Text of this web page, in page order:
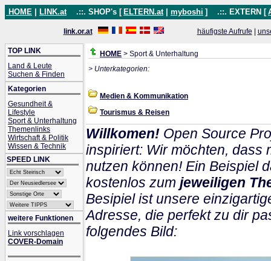
HOME LINK.at .::. SHOP's [ ELTERN.at myboshi ] .::. EXTERN [
link.or.at häufigste Aufrufe
TOP LINK
Land & Leute
Suchen & Finden
Kategorien
Gesundheit &
Lifestyle
Sport & Unterhaltung
Themenlinks
Wirtschaft & Politik
Wissen & Technik
SPEED LINK
weitere Funktionen
Link vorschlagen
COVER-Domain
HOME > Sport & Unterhaltung
> Unterkategorien:
Medien & Kommunikation
Tourismus & Reisen
Willkomen! Open Source
inspiriert: Wir möchten, dass
nutzen können! Ein Beispiel
kostenlos zum jeweiligen
Besipiel ist unsere
Adresse, die perfekt zu dir
folgendes Bild: